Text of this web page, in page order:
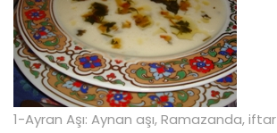
1-Ayran Aşı: Aynan aşı, Ramazanda,